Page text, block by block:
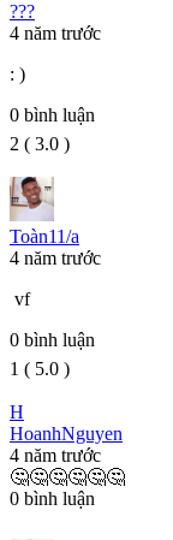
???
4 năm trước
: )
0 bình luận
2 ( 3.0 )
Toàn11/a
4 năm trước
vf
0 bình luận
1 ( 5.0 )
H
HoanhNguyen
4 năm trước
🤔🤔🤔🤔🤔🤔
0 bình luận